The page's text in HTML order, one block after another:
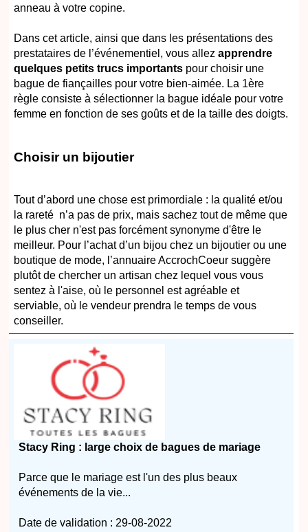
anneau à votre copine.
Dans cet article, ainsi que dans les présentations des
prestataires de l’événementiel, vous allezapprendre
quelques petits trucs importants pour choisir une
bague de fiançailles pour votre bien-aimée. La 1ère
règle consiste à sélectionner la bague idéale pour votre
femme en fonction de ses goûts et de la taille des doigts.
Choisir un bijoutier
Tout d’abord une chose est primordiale : la qualité et/ou
la rareté n’a pas de prix, mais sachez tout de même que
le plus cher n'est pas forcément synonyme d'être le
meilleur. Pour l’achat d’un bijou chez un bijoutier ou une
boutique de mode, l’annuaire AccrochCoeur suggère
plutôt de chercher un artisan chez lequel vous vous
sentez à l'aise, où le personnel est agréable et
serviable, où le vendeur prendra le temps de vous
conseiller.
Stacy Ring : large choix de bagues de mariage
Parce que le mariage est l'un des plus beaux
événements de la vie...
Date de validation : 29-08-2022